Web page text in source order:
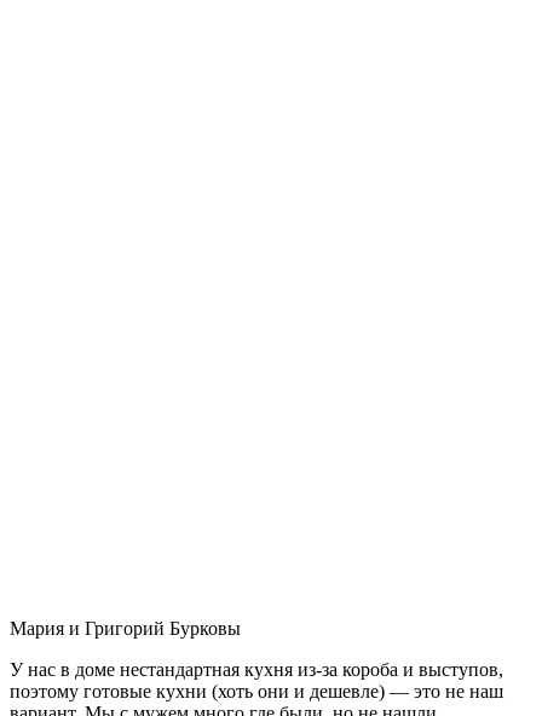
Мария и Григорий Бурковы
У нас в доме нестандартная кухня из-за короба и выступов,
поэтому готовые кухни (хоть они и дешевле) — это не наш